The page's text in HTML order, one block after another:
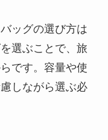
ッグの選び方は
選ぶことで、旅
です。容量や使
しながら選ぶ必